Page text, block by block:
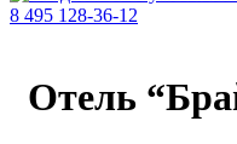
8 495 128-36-12
Отель